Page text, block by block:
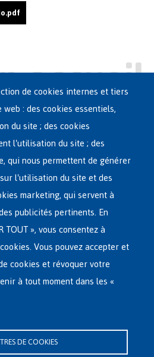
Bruxelles
de cookies internes et tiers
: des cookies essentiels,
du site ; des cookies
l'utilisation du site ; des
qui nous permettent de générer
l'utilisation du site et des
marketing, qui servent à
publicités pertinents. En
TOUT », vous consentez à
Vous pouvez accepter et
cookies et révoquer votre
à tout moment dans les «
DE COOKIES